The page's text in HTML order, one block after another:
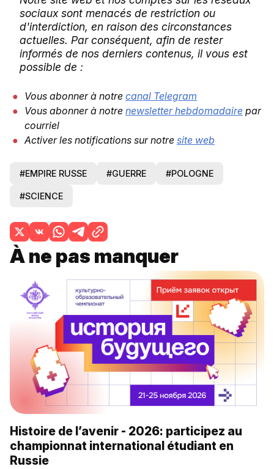
sociaux sont menacés de restriction ou
d'interdiction, en raison des circonstances
actuelles. Par conséquent, afin de rester
informés de nos derniers contenus, il vous est
possible de :
Vous abonner à notre canal Telegram
Vous abonner à notre newsletter hebdomadaire par
courriel
Activer les notifications sur notre site web
#EMPIRE RUSSE #GUERRE #POLOGNE
#SCIENCE
À ne pas manquer
Histoire de l’avenir - 2026: participez au
championnat international étudiant en
Russie